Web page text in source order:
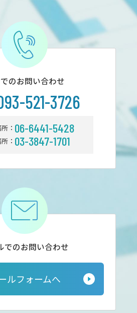
のお問い合わせ
521-3726
： 06-6441-5428
： 03-3847-1701
でのお問い合わせ
ルフォームへ